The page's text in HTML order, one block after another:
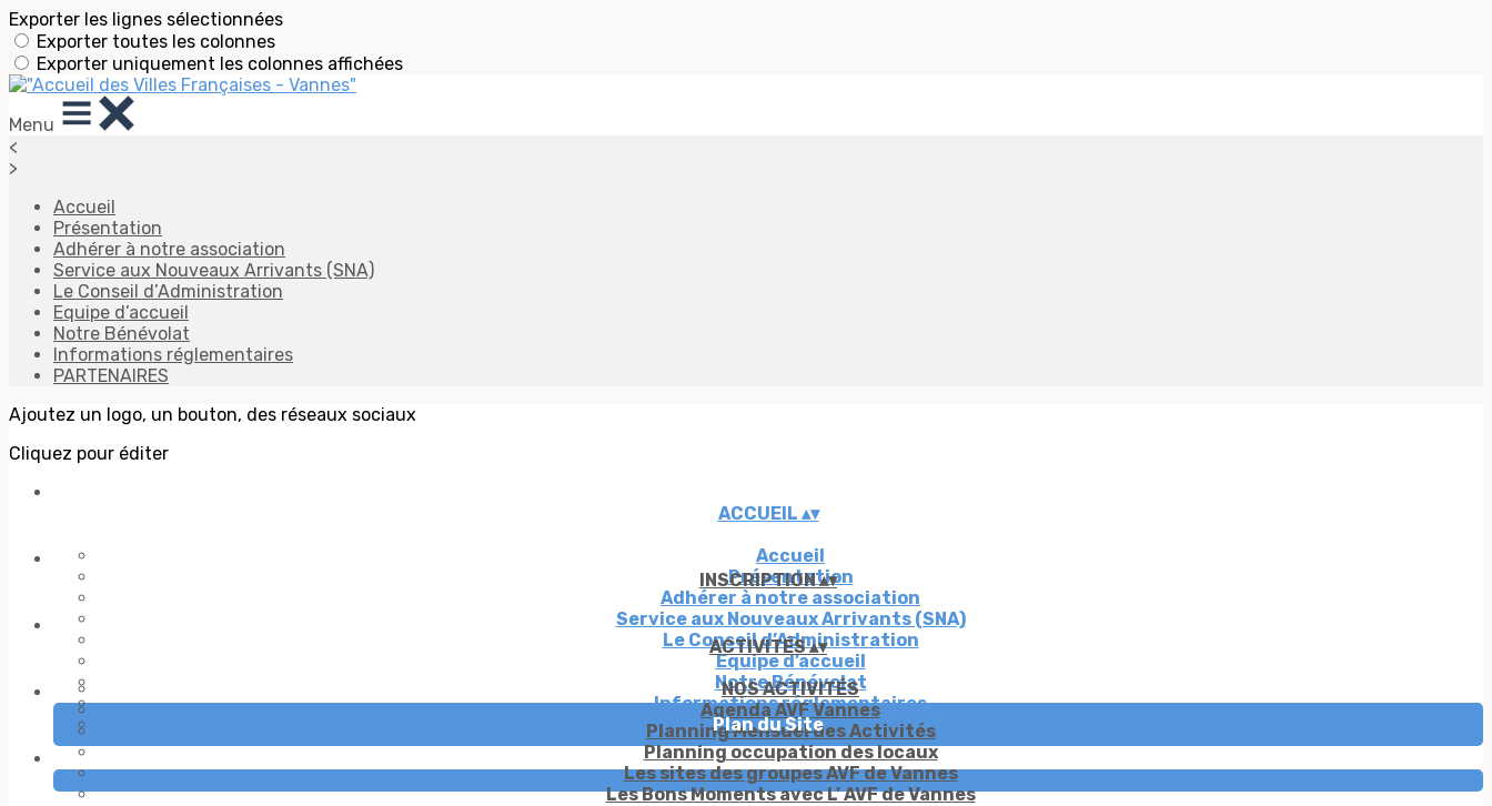
Exporter les lignes sélectionnées
Exporter toutes les colonnes
Exporter uniquement les colonnes affichées
Menu
<
>
Accueil
Présentation
Adhérer à notre association
Service aux Nouveaux Arrivants (SNA)
Le Conseil d’Administration
Equipe d’accueil
Notre Bénévolat
Informations réglementaires
PARTENAIRES
Ajoutez un logo, un bouton, des réseaux sociaux
Cliquez pour éditer
ACCUEIL ▴▾
Accueil
Présentation
Adhérer à notre association
Service aux Nouveaux Arrivants (SNA)
Le Conseil d’Administration
Equipe d’accueil
Notre Bénévolat
Informations réglementaires
PARTENAIRES
INSCRIPTION▴▾
ACTIVITÉS▴▾
NOS ACTIVITÉS
Agenda AVF Vannes
Planning Mensuel des Activités
Planning occupation des locaux
Les sites des groupes AVF de Vannes
Les Bons Moments avec L’ AVF de Vannes
Plan du Site